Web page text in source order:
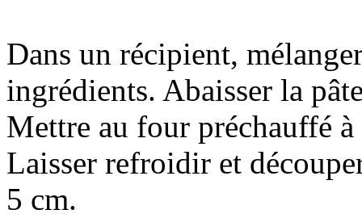
Dans un récipient,
ingrédients. Abaisser la
Mettre au four préchauffé
Laisser refroidir et
5 cm.